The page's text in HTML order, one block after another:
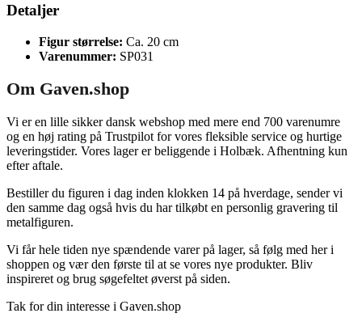
Detaljer
Figur størrelse: Ca. 20 cm
Varenummer: SP031
Om Gaven.shop
Vi er en lille sikker dansk webshop med mere end 700 varenumre
og en høj rating på Trustpilot for vores fleksible service og hurtige
leveringstider. Vores lager er beliggende i Holbæk. Afhentning kun
efter aftale.
Bestiller du figuren i dag inden klokken 14 på hverdage, sender vi
den samme dag også hvis du har tilkøbt en personlig gravering til
metalfiguren.
Vi får hele tiden nye spændende varer på lager, så følg med her i
shoppen og vær den første til at se vores nye produkter. Bliv
inspireret og brug søgefeltet øverst på siden.
Tak for din interesse i Gaven.shop